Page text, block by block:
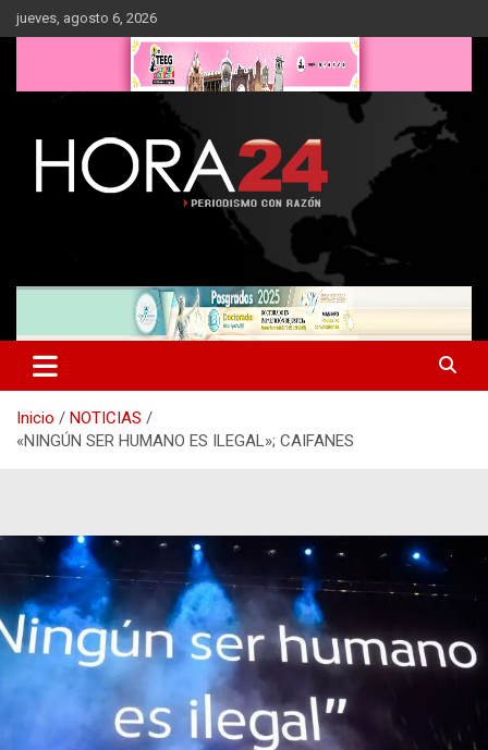
Saltar
al
jueves, agosto 6, 2026
Inicio
NOTICIAS
«NINGÚN SER HUMANO ES ILEGAL»; CAIFANES